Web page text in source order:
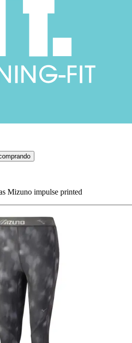
Mizuno impulse printed